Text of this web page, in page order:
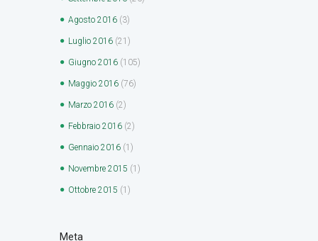
Agosto 2016 (3)
Luglio 2016 (21)
Giugno 2016 (105)
Maggio 2016 (76)
Marzo 2016 (2)
Febbraio 2016 (2)
Gennaio 2016 (1)
Novembre 2015 (1)
Ottobre 2015 (1)
Meta